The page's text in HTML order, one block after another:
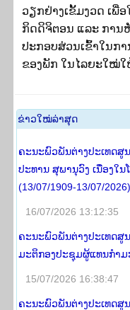
ວຽກຢ່າງເຂັ້ມງວດ ເພື່
ກິດດິຈິຕອນ ແລະ ການ
ປະກອບສ່ວນເຂົ້າໃນກ
ຂອງພັກ ໃນໄລຍະໃໝ່
​ຂ່າວ​ໃໝ່​ລ່າ​ສຸດ
ຄະນະພົວພັນຕ່າງປະເທດສູ
ປະທານ ສຸພານຸວົງ ເນື່ອງໃ
(13/07/1909-13/07/2026)
16/07/2026 13:12:35
ຄະນະພົວພັນຕ່າງປະເທດສູ
ມະຕິກອງປະຊຸມຜູ້ແທນກຳມ
15/07/2026 16:38:47
ຄະນະພົວພັນຕ່າງປະເທດສູ